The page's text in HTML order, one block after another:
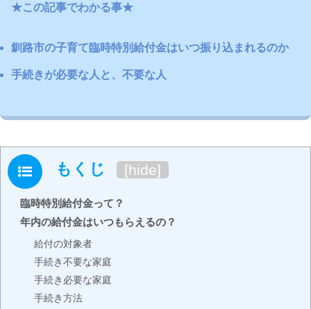
★この記事でわかる事★
釧路市の子育て臨時特別給付金はいつ振り込まれるのか
手続きが必要な人と、不要な人
もくじ [hide]
臨時特別給付金って？
年内の給付金はいつもらえるの？
給付の対象者
手続き不要な家庭
手続き必要な家庭
手続き方法